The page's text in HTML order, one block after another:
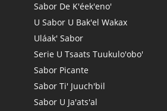
Sabor De K'éek'eno'
U Sabor U Bak'el Wakax
Uláak' Sabor
Serie U Tsaats Tuukulo'obo'
Sabor Picante
Sabor Ti' Juuch'bil
Sabor U Ja'ats'al